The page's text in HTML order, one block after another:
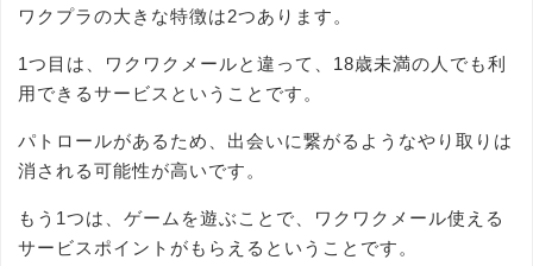
ワクプラの大きな特徴は2つあります。
1つ目は、ワクワクメールと違って、18歳未満の人でも利
用できるサービスということです。
パトロールがあるため、出会いに繋がるようなやり取りは
消される可能性が高いです。
もう1つは、ゲームを遊ぶことで、ワクワクメール使える
サービスポイントがもらえるということです。